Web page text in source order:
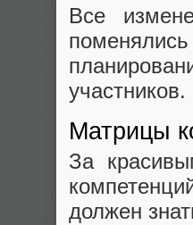
Все
участников.
Матрицы
За
должен